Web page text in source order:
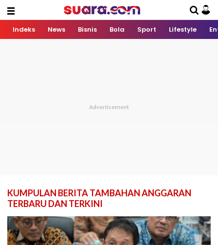
Indeks News Bisnis Bola Sport Lifestyle
KUMPULAN BERITA TAMBAHAN ANGGARAN
TERBARU DAN TERKINI